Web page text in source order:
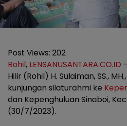
Post Views: 202
Rohil, LENSANUSANTARA.CO.ID
Hilir (Rohil) H. Sulaiman, SS.,
kunjungan silaturahmi ke
dan Kepenghuluan Sinaboi,
(30/7/2023).